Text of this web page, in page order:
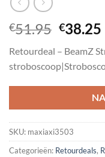
€51.95
was:
€38.25
Retourdeal – BeamZ
SKU: maxiaxi3503
Categorieën: Retourdeals,